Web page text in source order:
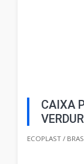
CAIXA
ECOPLAST /